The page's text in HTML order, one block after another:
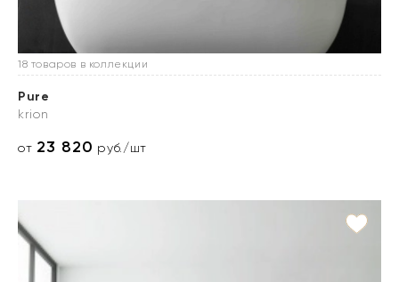
18 товаров в коллекции
Pure
krion
от 23 820 руб./шт